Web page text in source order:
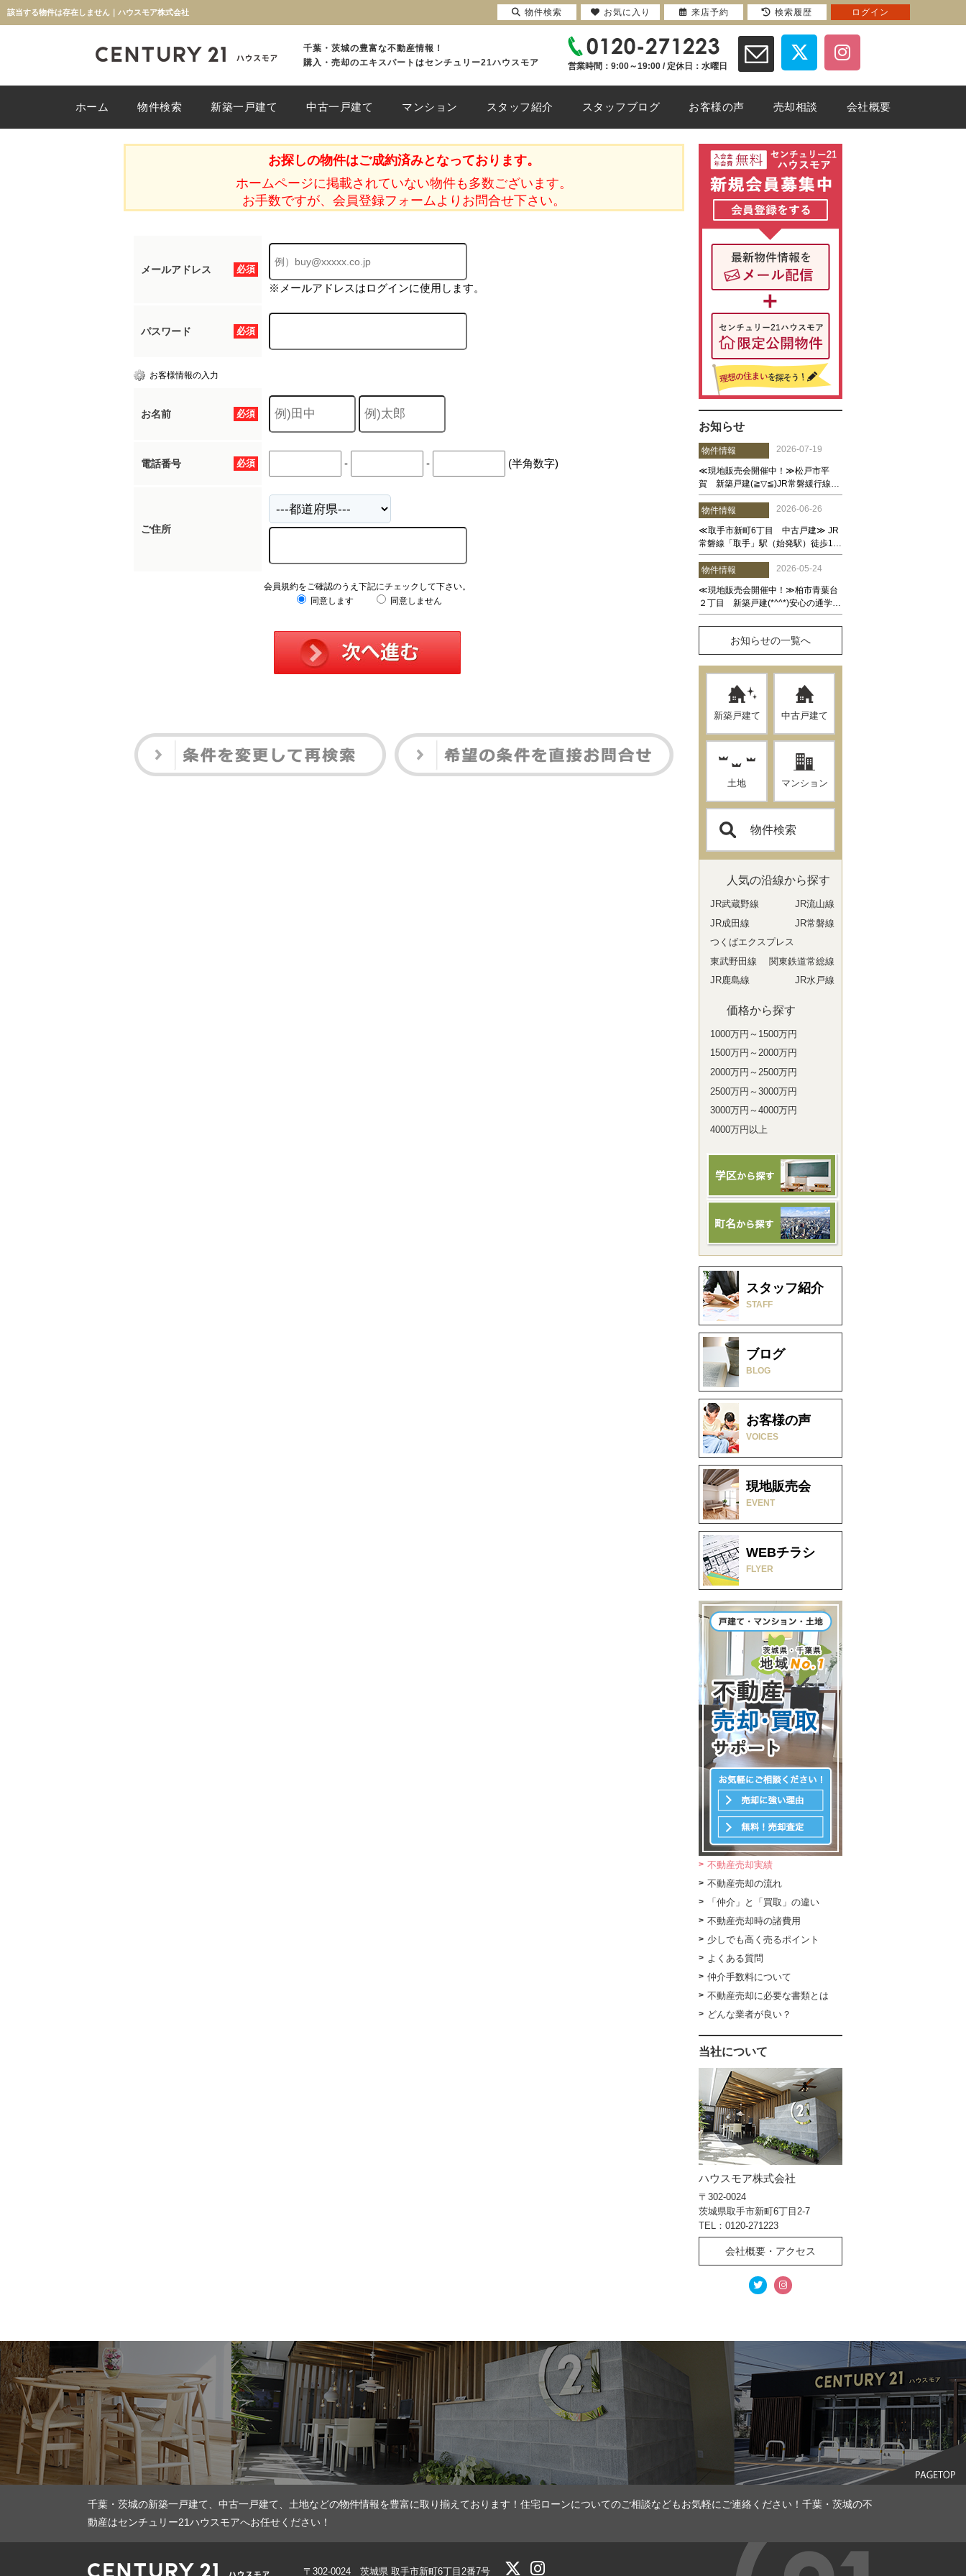
該当する物件は存在しません｜ハウスモア株式会社
千葉・茨城の豊富な不動産情報！
購入・売却のエキスパートはセンチュリー21ハウスモア
営業時間：9:00～19:00 / 定休日：水曜日
ホーム 物件検索 新築一戸建て 中古一戸建て マンション スタッフ紹介 スタッフブログ お客様の声 売却相談 会社概要
お探しの物件はご成約済みとなっております。
ホームページに掲載されていない物件も多数ございます。
お手数ですが、会員登録フォームよりお問合せ下さい。
必須
メールアドレス
※メールアドレスはログインに使用します。
必須
パスワード
お客様情報の入力
必須
お名前
必須
電話番号 - - (半角数字)
ご住所
会員規約をご確認のうえ下記にチェックして下さい。
同意します
同意しません
お知らせ
お知らせの一覧へ
新築戸建て 中古戸建て
土地 マンション
物件検索
人気の沿線から探す
JR武蔵野線
JR流山線
JR成田線
JR常磐線
つくばエクスプレス
東武野田線
関東鉄道常総線
JR鹿島線
JR水戸線
価格から探す
1000万円～1500万円
1500万円～2000万円
2000万円～2500万円
2500万円～3000万円
3000万円～4000万円
4000万円以上
スタッフ紹介
STAFF
ブログ
BLOG
お客様の声
VOICES
現地販売会
EVENT
WEBチラシ
FLYER
不動産売却実績
不動産売却の流れ
「仲介」と「買取」の違い
不動産売却時の諸費用
少しでも高く売るポイント
よくある質問
仲介手数料について
不動産売却に必要な書類とは
どんな業者が良い？
当社について
ハウスモア株式会社
〒302-0024
茨城県取手市新町6丁目2-7
TEL：0120-271223
会社概要・アクセス
千葉・茨城の新築一戸建て、中古一戸建て、土地などの物件情報を豊富に取り揃えております！住宅ローンについてのご相談などもお気軽にご連絡ください！千葉・茨城の不
動産はセンチュリー21ハウスモアへお任せください！
〒302-0024 茨城県 取手市新町6丁目2番7号
物件検索 お気に入り 来店予約 検索履歴 ログイン